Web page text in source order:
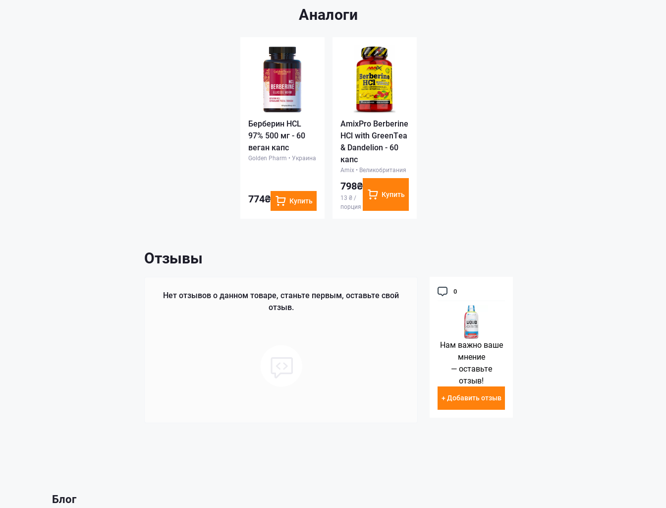
Аналоги
Берберин HCL
97% 500 мг - 60
веган капс
Golden Pharm • Украина
774₴ Купить
AmixPro Berberine
HCl with GreenTea
& Dandelion - 60
капс
Amix • Великобритания
798₴
13 ₴ /
порция
Купить
Отзывы
0
Нам важно ваше
мнение
— оставьте
отзыв!
+ Добавить отзыв
Нет отзывов о данном товаре, станьте первым, оставьте свой
отзыв.
Блог